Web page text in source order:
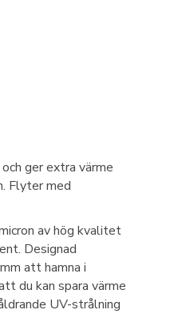
ger extra värme
Flyter med
av hög kvalitet
Designad
att hamna i
du kan spara värme
UV-strålning